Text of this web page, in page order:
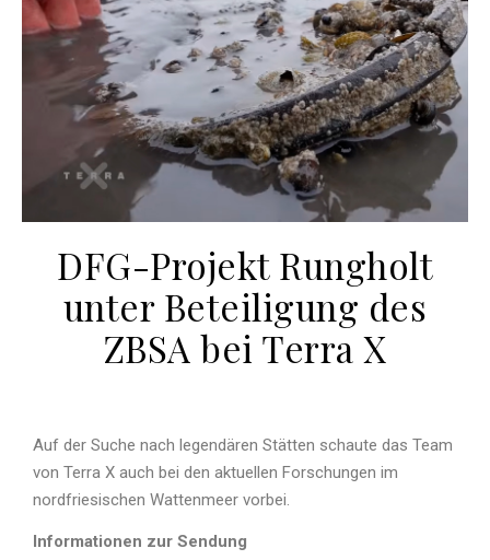
DFG-Projekt Rungholt
unter Beteiligung des
ZBSA bei Terra X
Auf der Suche nach legendären Stätten schaute das Team
von Terra X auch bei den aktuellen Forschungen im
nordfriesischen Wattenmeer vorbei.
Informationen zur Sendung